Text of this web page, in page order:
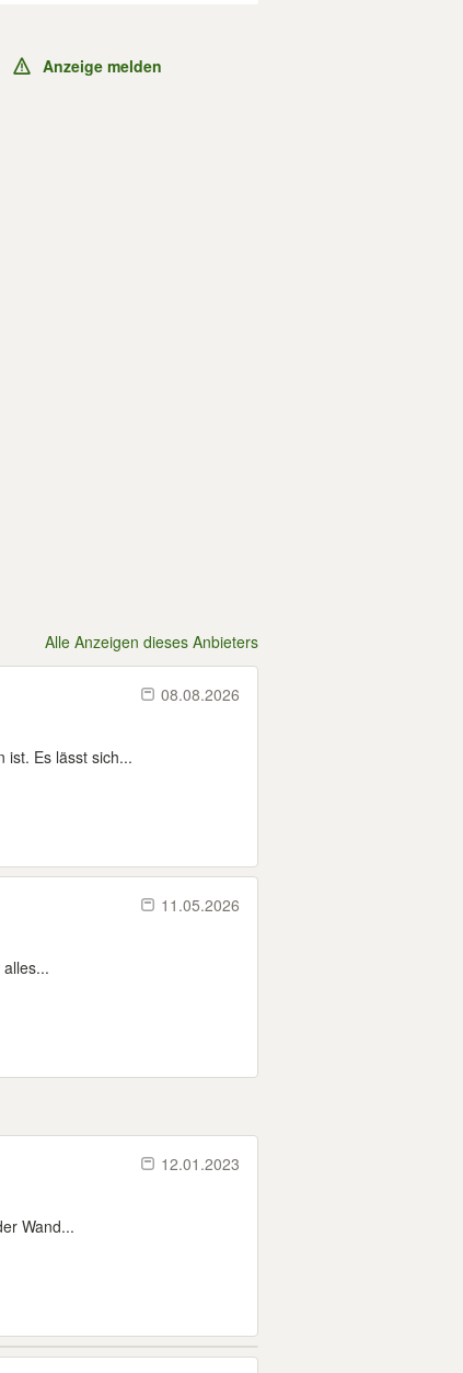
Anzeige melden
Alle Anzeigen dieses Anbieters
08.08.2026
ist. Es lässt sich...
11.05.2026
12.01.2023
Wand...